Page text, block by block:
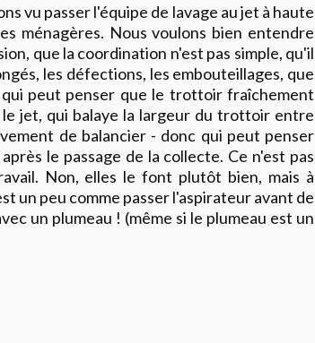
vu passer l'équipe de lavage au jet à haute
ménagères. Nous voulons bien entendre
que la coordination n'est pas simple, qu'il
les défections, les embouteillages, que
qui peut penser que le trottoir fraîchement
jet, qui balaye la largeur du trottoir entre
de balancier - donc qui peut penser
le passage de la collecte. Ce n'est pas
Non, elles le font plutôt bien, mais à
un peu comme passer l'aspirateur avant de
un plumeau ! (même si le plumeau est un